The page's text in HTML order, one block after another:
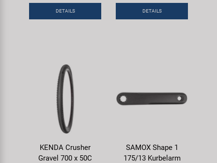
DETAILS DETAILS
KENDA Crusher
Gravel 700 x 50C
SAMOX Shape 1
175/13 Kurbelarm